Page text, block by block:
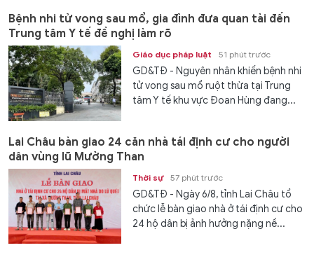
Bệnh nhi tử vong sau mổ, gia đình đưa quan tài đến
Trung tâm Y tế đề nghị làm rõ
Giáo dục pháp luật 51 phút trước
GD&TĐ - Nguyên nhân khiến bệnh nhi
tử vong sau mổ ruột thừa tại Trung
tâm Y tế khu vực Đoan Hùng đang...
Lai Châu bàn giao 24 căn nhà tái định cư cho người
dân vùng lũ Mường Than
Thời sự 57 phút trước
GD&TĐ - Ngày 6/8, tỉnh Lai Châu tổ
chức lễ bàn giao nhà ở tái định cư cho
24 hộ dân bị ảnh hưởng nặng nề...